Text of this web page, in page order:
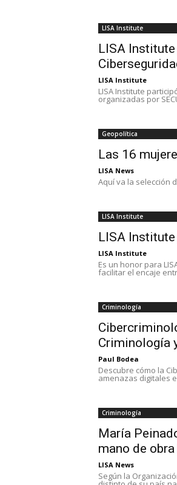
LISA Institute
LISA
LISA Institute
LISA Institute
organizadas por
Geopolítica
Las 16
LISA News
Aquí va la selección
LISA Institute
LISA
LISA Institute
Es un honor para
facilitar el encaje
Criminología
Criminología
Paul Bodea
Descubre cómo la
amenazas digitales
Criminología
María
mano de
LISA News
Según la